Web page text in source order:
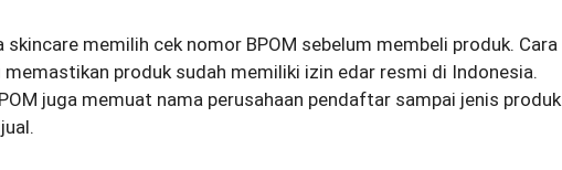
skincare memilih cek nomor BPOM sebelum membeli produk. Cara
produk sudah memiliki izin edar resmi di Indonesia.
juga memuat nama perusahaan pendaftar sampai jenis produk